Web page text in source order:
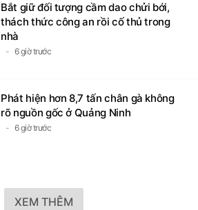
Bắt giữ đối tượng cầm dao chửi bới,
thách thức công an rồi cố thủ trong
nhà
6 giờ trước
Phát hiện hơn 8,7 tấn chân gà không
rõ nguồn gốc ở Quảng Ninh
6 giờ trước
XEM THÊM